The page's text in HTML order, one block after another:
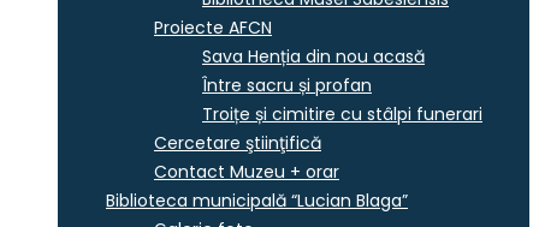
Proiecte AFCN
Sava Henția din nou acasă
Între sacru și profan
Troițe și cimitire cu stâlpi funerari
Cercetare ştiinţifică
Contact Muzeu + orar
Biblioteca municipală “Lucian Blaga”